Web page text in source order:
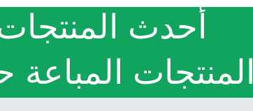
أحدث
المنتجات المباعة